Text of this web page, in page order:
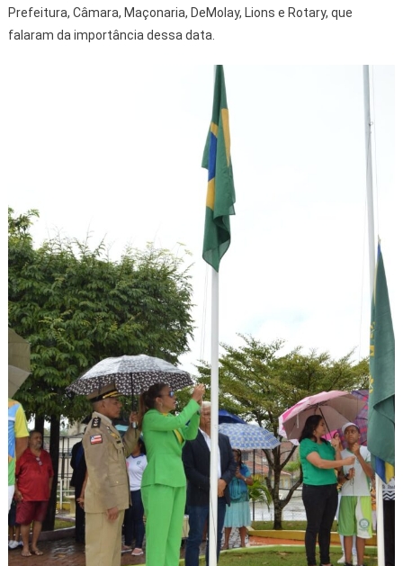
Prefeitura, Câmara, Maçonaria, DeMolay, Lions e Rotary, que
falaram da importância dessa data.